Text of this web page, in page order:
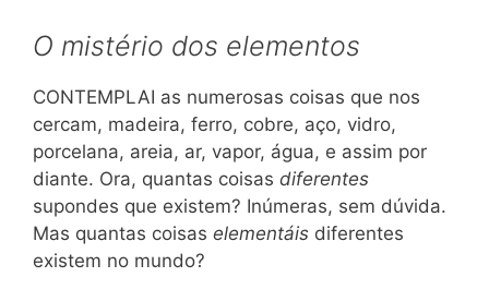
O mistério dos elementos
CONTEMPLAI as numerosas coisas que nos
cercam, madeira, ferro, cobre, aço, vidro,
porcelana, areia, ar, vapor, água, e assim por
diante. Ora, quantas coisas diferentes
supondes que existem? Inúmeras, sem dúvida.
Mas quantas coisas elementáis diferentes
existem no mundo?